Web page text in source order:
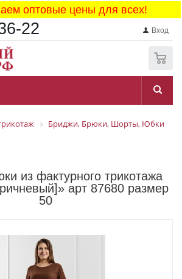
оптовые цены для всех!
22 Вход
Бриджи, Брюки, Шорты, Юбки
из фактурного трикотажа
арт 87680 размер
50